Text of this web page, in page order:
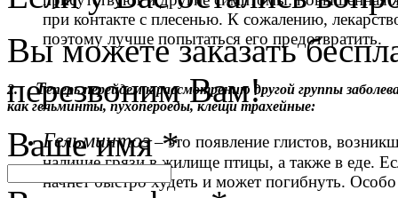
при контакте с плесенью. К сожалению,
поэтому лучше попытаться его предотвратить.
2. Теперь перейдем к рассмотрению другой группы
как гельминты, пухопероеды, клещи трахейные:
Гельминтоз– это появление глистов,
наличие грязи в жилище птицы, а также в еде.
начнет быстро худеть и может погибнуть.
Вы можете заказать
перезвоним Вам!
Ваше имя*